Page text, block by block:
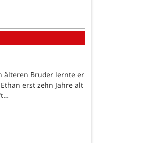
älteren Bruder lernte er
erst zehn Jahre alt